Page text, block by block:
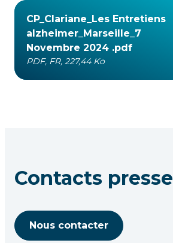
CP_Clariane_Les Entretiens
alzheimer_Marseille_7
Novembre 2024 .pdf
PDF, FR, 227,44 Ko
Contacts presse
Nous contacter